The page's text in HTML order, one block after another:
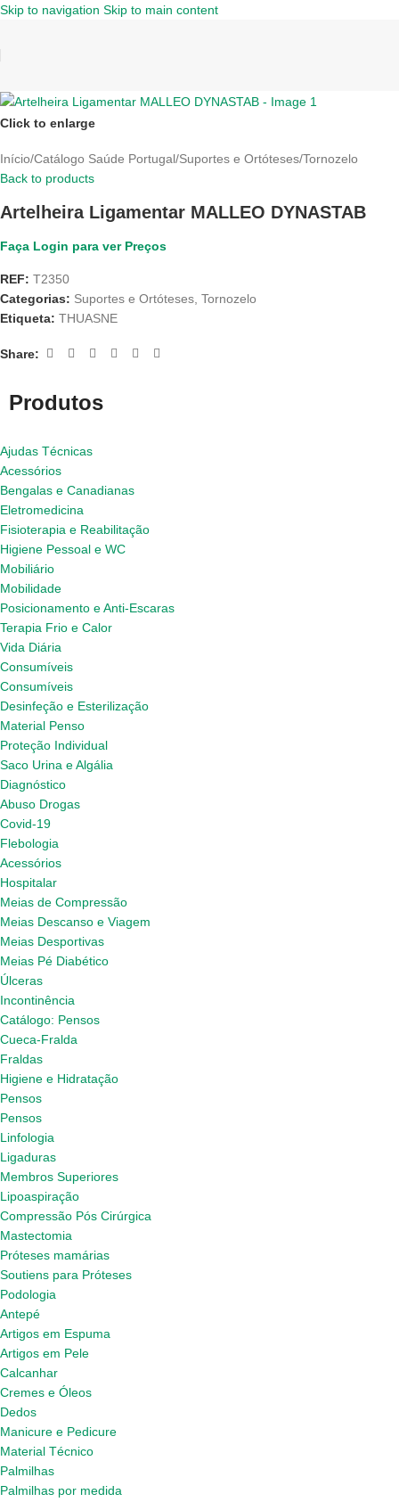
Skip to navigation Skip to main content
Produtos
Ajudas Técnicas
Acessórios
Bengalas e Canadianas
Eletromedicina
Fisioterapia e Reabilitação
Higiene Pessoal e WC
Mobiliário
Mobilidade
Posicionamento e Anti-Escaras
Terapia Frio e Calor
Vida Diária
Consumíveis
Consumíveis
Desinfeção e Esterilização
Material Penso
Proteção Individual
Saco Urina e Algália
Diagnóstico
Abuso Drogas
Covid-19
Flebologia
Acessórios
Hospitalar
Meias de Compressão
Meias Descanso e Viagem
Meias Desportivas
Meias Pé Diabético
Úlceras
Incontinência
Catálogo: Pensos
Cueca-Fralda
Fraldas
Higiene e Hidratação
Pensos
Pensos
Linfologia
Ligaduras
Membros Superiores
Lipoaspiração
Compressão Pós Cirúrgica
Mastectomia
Próteses mamárias
Soutiens para Próteses
Podologia
Antepé
Artigos em Espuma
Artigos em Pele
Calcanhar
Cremes e Óleos
Dedos
Manicure e Pedicure
Material Técnico
Palmilhas
Palmilhas por medida
Click to enlarge
Início/Catálogo Saúde Portugal/Suportes e Ortóteses/Tornozelo
Back to products
Artelheira Ligamentar MALLEO DYNASTAB
Faça Login para ver Preços
REF: T2350
Categorias: Suportes e Ortóteses, Tornozelo
Etiqueta: THUASNE
Share: